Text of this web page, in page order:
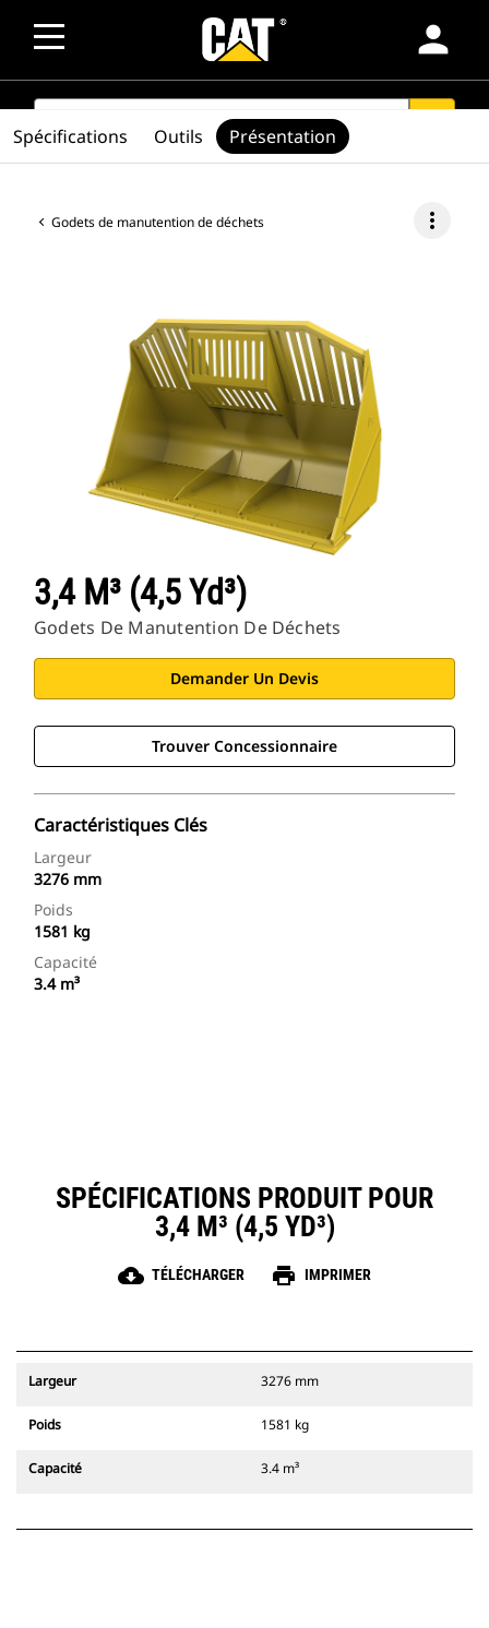
person
SEARCH
Godets de manutention de déchets more_vert
3,4 M³ (4,5 Yd³)
Godets De Manutention De Déchets
Demander Un Devis
Trouver Concessionnaire
Caractéristiques Clés
Largeur
3276 mm
Poids
1581 kg
Capacité
3.4 m³
Spécifications Outils Présentation
SPÉCIFICATIONS PRODUIT POUR
3,4 M³ (4,5 YD³)
cloud_download TÉLÉCHARGER print IMPRIMER
Largeur 3276 mm
Poids 1581 kg
Capacité 3.4 m³